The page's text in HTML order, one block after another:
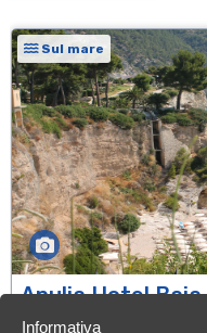
Sul mare
Apulia Hotel
Puglia > Gargano >
Informativa